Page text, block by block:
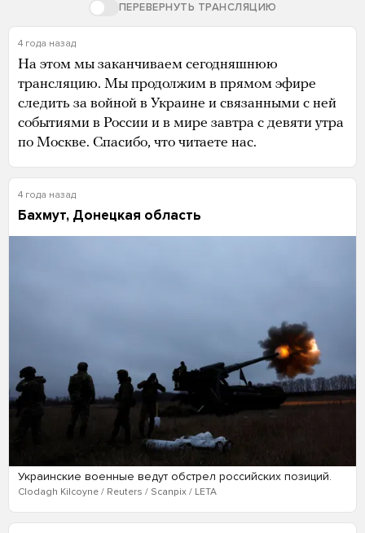
ПЕРЕВЕРНУТЬ ТРАНСЛЯЦИЮ
4 года назад
На этом мы заканчиваем сегодняшнюю
трансляцию. Мы продолжим в прямом эфире
следить за войной в Украине и связанными с ней
событиями в России и в мире завтра с девяти утра
по Москве. Спасибо, что читаете нас.
4 года назад
Бахмут, Донецкая область
Украинские военные ведут обстрел российских позиций.
Clodagh Kilcoyne / Reuters / Scanpix / LETA